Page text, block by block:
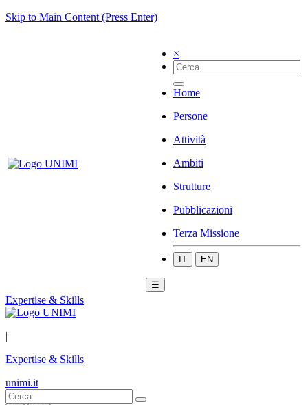
Skip to Main Content (Press Enter)
×
Home
Persone
Attività
Ambiti
Strutture
Pubblicazioni
Terza Missione
IT EN
☰
Expertise & Skills
|
Expertise & Skills
unimi.it